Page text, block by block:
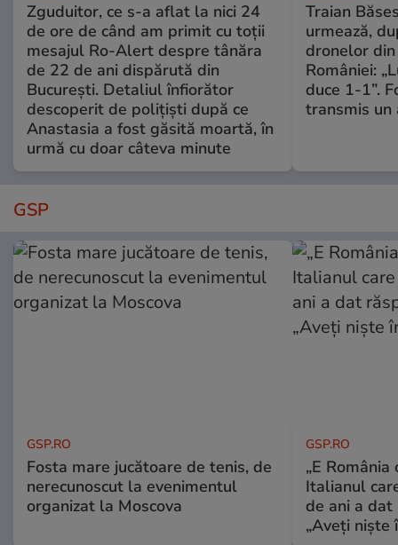
Zguduitor, ce s-a aflat la nici 24
de ore de când am primit cu toții
mesajul Ro-Alert despre tânăra
de 22 de ani dispărută din
București. Detaliul înfiorător
descoperit de polițiști după ce
Anastasia a fost găsită moartă, în
urmă cu doar câteva minute
Traian
urmează,
dronelor
României:
duce 1-1”.
transmis un
GSP
GSP.RO
Fosta mare jucătoare de tenis, de
nerecunoscut la evenimentul
organizat la Moscova
GSP.RO
„E
Italianul
de ani a
„Aveți niște